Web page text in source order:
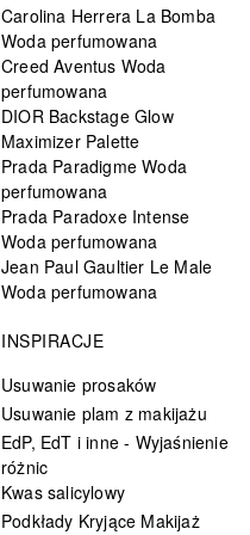
Carolina Herrera La Bomba
Woda perfumowana
Creed Aventus Woda
perfumowana
DIOR Backstage Glow
Maximizer Palette
Prada Paradigme Woda
perfumowana
Prada Paradoxe Intense
Woda perfumowana
Jean Paul Gaultier Le Male
Woda perfumowana
INSPIRACJE
Usuwanie prosaków
Usuwanie plam z makijażu
EdP, EdT i inne - Wyjaśnienie
różnic
Kwas salicylowy
Podkłady Kryjące Makijaż